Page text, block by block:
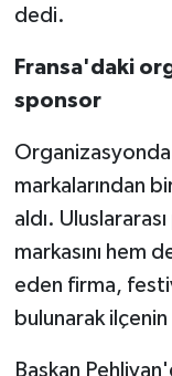
dedi.
Fransa'daki
sponsor
markalarından
aldı.
markasını hem
eden firma,
bulunarak ilçenin
Başkan